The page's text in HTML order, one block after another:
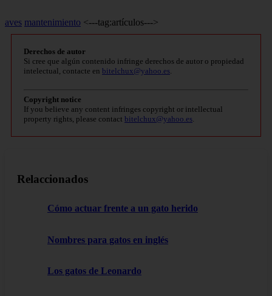
aves mantenimiento <---tag:artículos--->
Derechos de autor
Si cree que algún contenido infringe derechos de autor o propiedad
intelectual, contacte en bitelchux@yahoo.es
Copyright notice
If you believe any content infringes copyright or intellectual
property rights, please contact bitelchux@yahoo.es
Relaccionados
Cómo actuar frente a un gato herido
Nombres para gatos en inglés
Los gatos de Leonardo